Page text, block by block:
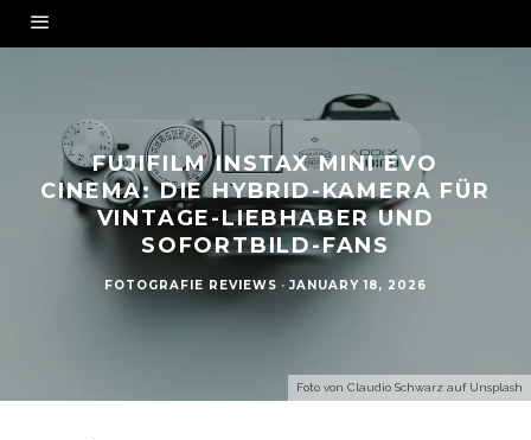
Foto von Claudio Schwarz auf Unsplash
FUJIFILM INSTAX MINI EVO
CINEMA: DIE HYBRID-KAMERA FÜR
VINTAGE-LIEBHABER UND
SOFORTBILD-FANS
FOTOGRAFIE REVIEWS · JANUARY 18, 2026